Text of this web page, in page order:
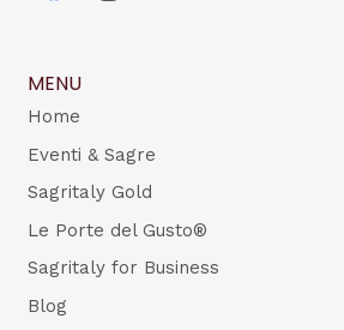
MENU
Home
Eventi & Sagre
Sagritaly Gold
Le Porte del Gusto®
Sagritaly for Business
Blog